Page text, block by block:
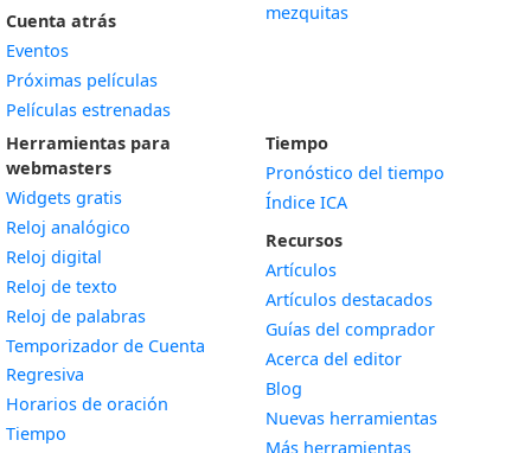
Cuenta atrás
Eventos
Próximas películas
Películas estrenadas
mezquitas
Herramientas para
webmasters
Widgets gratis
Reloj analógico
Reloj digital
Reloj de texto
Reloj de palabras
Temporizador de Cuenta
Regresiva
Horarios de oración
Tiempo
Tiempo
Pronóstico del tiempo
Índice ICA
Recursos
Artículos
Artículos destacados
Guías del comprador
Acerca del editor
Blog
Nuevas herramientas
Más herramientas